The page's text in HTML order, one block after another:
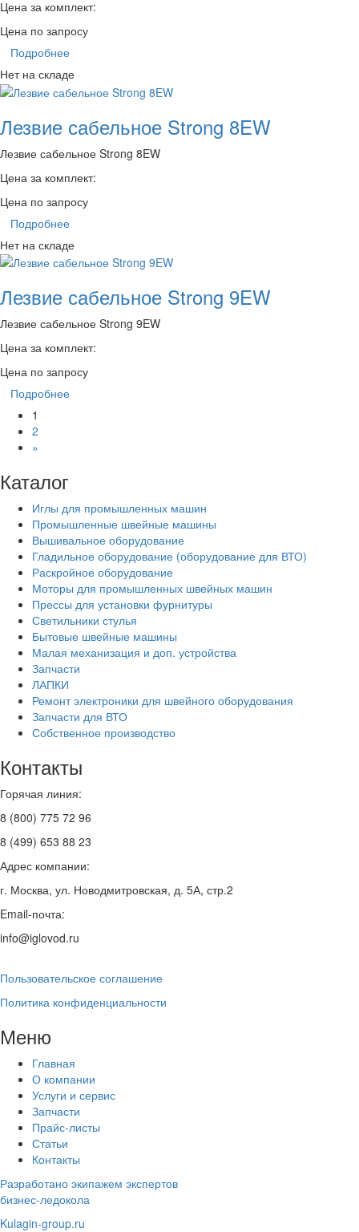
Цена за комплект:
Цена по запросу
Подробнее
Нет на складе
Лезвие сабельное Strong 8EW
Лезвие сабельное Strong 8EW
Цена за комплект:
Цена по запросу
Подробнее
Нет на складе
Лезвие сабельное Strong 9EW
Лезвие сабельное Strong 9EW
Цена за комплект:
Цена по запросу
Подробнее
1
2
»
Каталог
Иглы для промышленных машин
Промышленные швейные машины
Вышивальное оборудование
Гладильное оборудование (оборудование для ВТО)
Раскройное оборудование
Моторы для промышленных швейных машин
Прессы для установки фурнитуры
Светильники стулья
Бытовые швейные машины
Малая механизация и доп. устройства
Запчасти
ЛАПКИ
Ремонт электроники для швейного оборудования
Запчасти для ВТО
Собственное производство
Контакты
Горячая линия:
8 (800) 775 72 96
8 (499) 653 88 23
Адрес компании:
г. Москва, ул. Новодмитровская, д. 5А, стр.2
Email-почта:
info@iglovod.ru
Пользовательское соглашение
Политика конфиденциальности
Меню
Главная
О компании
Услуги и сервис
Запчасти
Прайс-листы
Статьи
Контакты
Разработано экипажем экспертов
бизнес-ледокола
Kulagin-group.ru